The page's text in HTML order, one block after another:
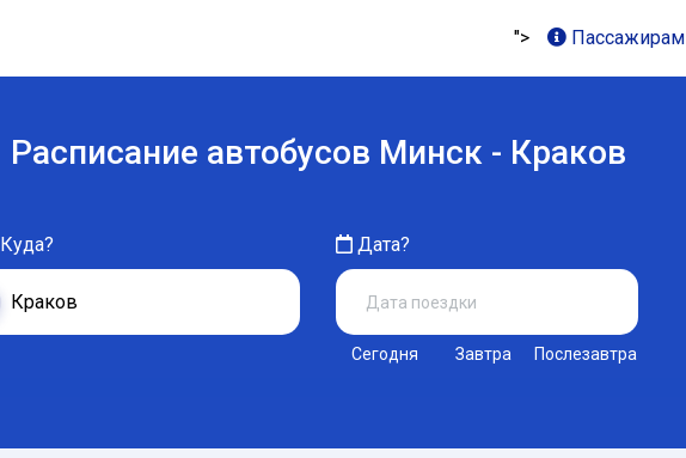
"> Пассажирам
Расписание автобусов Минск - Краков
Куда? Дата?
Сегодня Завтра Послезавтра